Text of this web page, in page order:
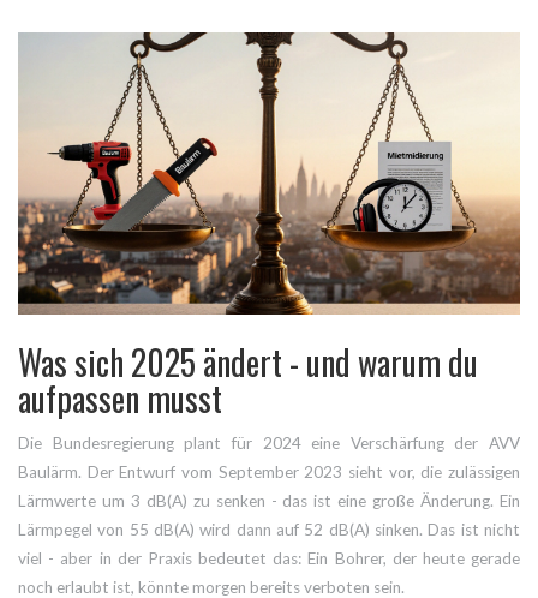
Was sich 2025 ändert - und warum du
aufpassen musst
Die Bundesregierung plant für 2024 eine Verschärfung der AVV
Baulärm. Der Entwurf vom September 2023 sieht vor, die zulässigen
Lärmwerte um 3 dB(A) zu senken - das ist eine große Änderung. Ein
Lärmpegel von 55 dB(A) wird dann auf 52 dB(A) sinken. Das ist nicht
viel - aber in der Praxis bedeutet das: Ein Bohrer, der heute gerade
noch erlaubt ist, könnte morgen bereits verboten sein.